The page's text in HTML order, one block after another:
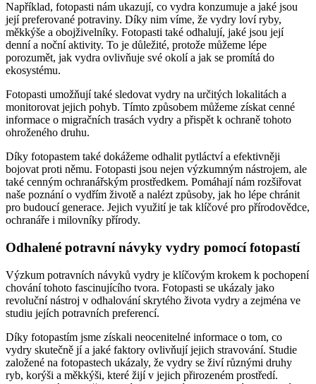
Například, fotopasti nám ukazují, co vydra konzumuje a jaké jsou
její preferované potraviny. Díky nim víme, že vydry loví ryby,
měkkýše a obojživelníky. Fotopasti také odhalují, jaké jsou její
denní a noční aktivity. To je důležité, protože můžeme lépe
porozumět, jak vydra ovlivňuje své okolí a jak se promítá do
ekosystému.
Fotopasti umožňují také sledovat vydry na určitých lokalitách a
monitorovat jejich pohyb. Tímto způsobem můžeme získat cenné
informace o migračních trasách vydry a přispět k ochraně tohoto
ohroženého druhu.
Díky fotopastem také dokážeme odhalit pytláctví a efektivněji
bojovat proti němu. Fotopasti jsou nejen výzkumným nástrojem, ale
také cenným ochranářským prostředkem. Pomáhají nám rozšiřovat
naše poznání o vydřím životě a nalézt způsoby, jak ho lépe chránit
pro budoucí generace. Jejich využití je tak klíčové pro přírodovědce,
ochranáře i milovníky přírody.
Odhalené potravní návyky vydry pomocí fotopastí
Výzkum potravních návyků vydry je klíčovým krokem k pochopení
chování tohoto fascinujícího tvora. Fotopasti se ukázaly jako
revoluční nástroj v odhalování skrytého života vydry a zejména ve
studiu jejích potravních preferencí.
Díky fotopastím jsme získali neocenitelné informace o tom, co
vydry skutečně jí a jaké faktory ovlivňují jejich stravování. Studie
založené na fotopastech ukázaly, že vydry se živí různými druhy
ryb, korýši a měkkýši, které žijí v jejich přirozeném prostředí.